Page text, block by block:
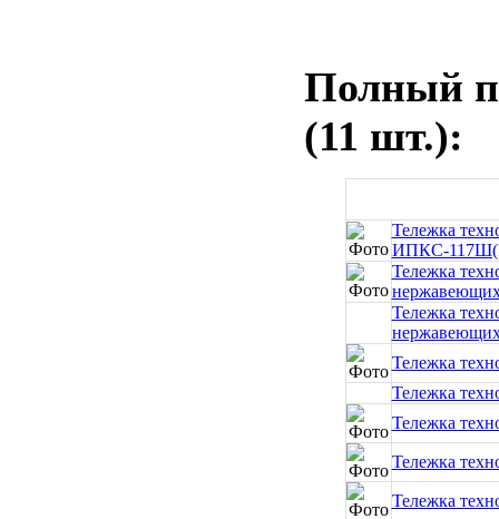
Полный
(11 шт.):
Тележка
ИПКС-
Тележка
нержавеющих
Тележка
нержавеющих
Тележка
Тележка
Тележка
Тележка
Тележка